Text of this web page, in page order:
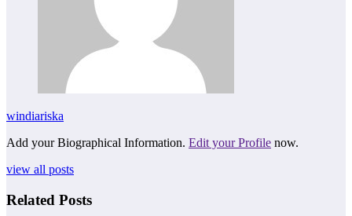
windiariska
Add your Biographical Information. Edit your Profile now.
view all posts
Related Posts